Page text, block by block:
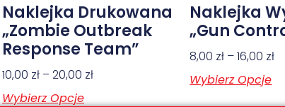
Naklejka Drukowana
„Zombie Outbreak
Response Team”
10,00 zł –20,00 zł
Wybierz Opcje
Naklejka
„Gun
8,00 zł –16,00 zł
Wybierz Opcje